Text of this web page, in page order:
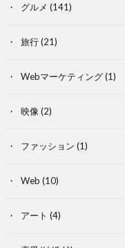
グルメ (141)
旅行(21)
Webマーケティング(1)
映像 (2)
ファッション (1)
Web (10)
アート (4)